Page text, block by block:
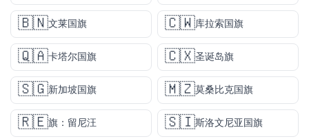
🇧🇳文莱国旗 🇨🇼库拉索国旗
🇶🇦卡塔尔国旗 🇨🇽圣诞岛旗
🇸🇬新加坡国旗 🇲🇿莫桑比克国旗
🇷🇪旗：留尼汪 🇸🇮斯洛文尼亚国旗